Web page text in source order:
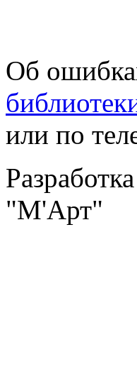
Об
или по
"М'Арт"